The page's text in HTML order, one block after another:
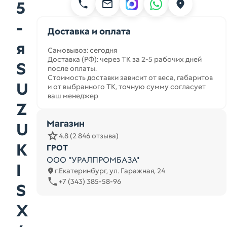
5
-
я
S
U
Z
U
K
I
S
X
Доставка и оплата
Самовывоз: сегодня
Доставка (РФ): через ТК за 2-5 рабочих дней
после оплаты.
Стоимость доставки зависит от веса, габаритов
и от выбранного ТК, точную сумму согласует
ваш менеджер
Магазин
4.8 (2 846 отзыва)
ГРОТ
ООО "УРАЛПРОМБАЗА"
г.Екатеринбург, ул. Гаражная, 24
+7 (343) 385-58-96